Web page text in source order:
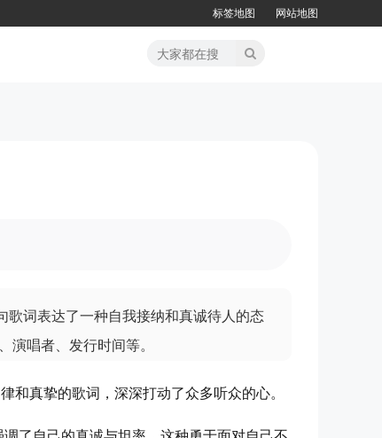
标签地图 网站地图
歌词表达了一种自我接纳和真诚待人的态
唱者、发行时间等。
和真挚的歌词，深深打动了众多听众的心。